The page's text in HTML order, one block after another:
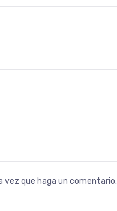
vez que haga un comentario.